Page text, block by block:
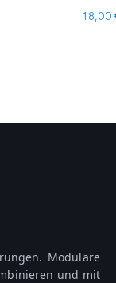
18,00
Modulare
und mit